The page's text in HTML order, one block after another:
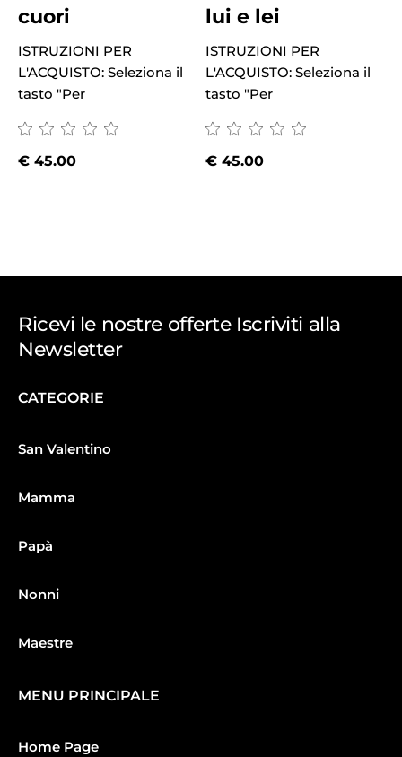
cuori
ISTRUZIONI PER
L'ACQUISTO: Seleziona il
tasto "Per
€45.00
lui e lei
ISTRUZIONI PER
L'ACQUISTO: Seleziona il
tasto "Per
€ 45.00
Ricevi le nostre offerte Iscriviti alla
Newsletter
CATEGORIE
San Valentino
Mamma
Papà
Nonni
Maestre
MENU PRINCIPALE
Home Page